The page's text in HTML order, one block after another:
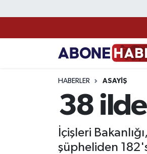
HABERLER ASAYIŞ
38
İçişleri
şüpheliden
Yazarlar
Bilim ve Teknoloji
Nöbetçi Eczaneler
Süper Lig Puan Durumu ve
Tüm Manşetler